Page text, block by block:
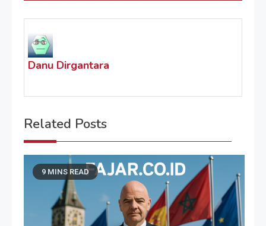
Danu Dirgantara
Related Posts
9 MINS READ